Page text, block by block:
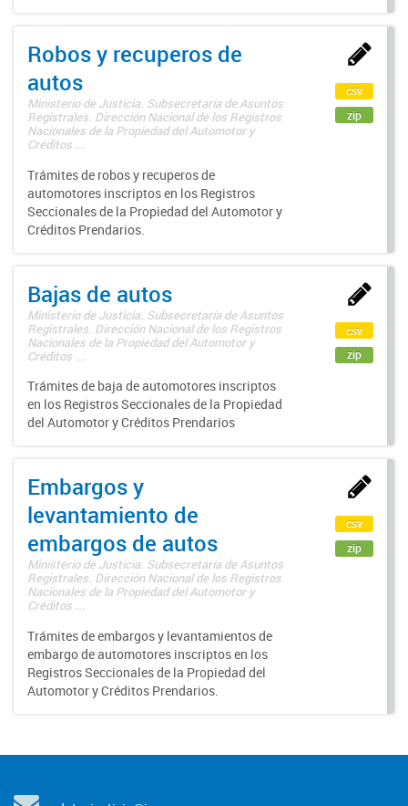
Robos y recuperos de
autos
Ministerio de Justicia. Subsecretaría de Asuntos
Registrales. Dirección Nacional de los Registros
Nacionales de la Propiedad del Automotor y
Créditos ...
Trámites de robos y recuperos de
automotores inscriptos en los Registros
Seccionales de la Propiedad del Automotor y
Créditos Prendarios.
csv
zip
Bajas de autos
Ministerio de Justicia. Subsecretaría de Asuntos
Registrales. Dirección Nacional de los Registros
Nacionales de la Propiedad del Automotor y
Créditos ...
Trámites de baja de automotores inscriptos
en los Registros Seccionales de la Propiedad
del Automotor y Créditos Prendarios
csv
zip
Embargos y
levantamiento de
embargos de autos
Ministerio de Justicia. Subsecretaría de Asuntos
Registrales. Dirección Nacional de los Registros
Nacionales de la Propiedad del Automotor y
Créditos ...
Trámites de embargos y levantamientos de
embargo de automotores inscriptos en los
Registros Seccionales de la Propiedad del
Automotor y Créditos Prendarios.
csv
zip